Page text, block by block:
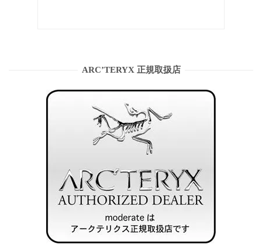
ARC’TERYX 正規取扱店